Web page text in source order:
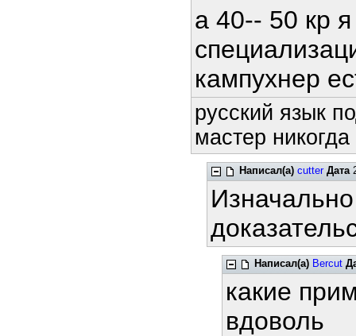
а 40-- 50 кр
кампухнер
русский язык
мастер
Написал(а) cutter Дата
Написал(а) Bercut
какие
вдоволь